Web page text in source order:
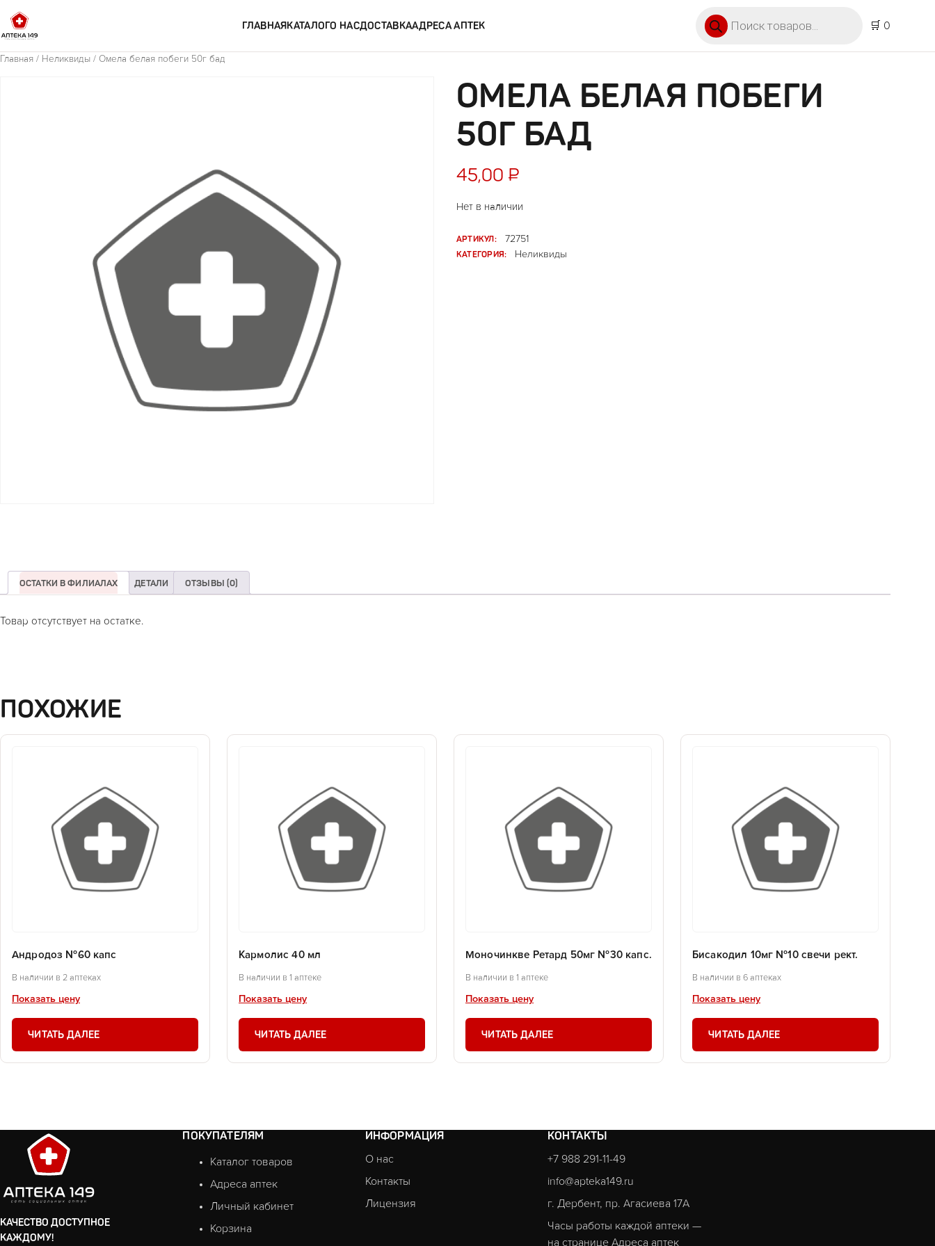
ГЛАВНАЯКАТАЛОГО НАСДОСТАВКААДРЕСА АПТЕК
🛒 0
Главная / Неликвиды / Омела белая побеги 50г бад
ОМЕЛА БЕЛАЯ ПОБЕГИ
50Г БАД
45,00 ₽
Нет в наличии
АРТИКУЛ:
72751
КАТЕГОРИЯ:
Неликвиды
ОСТАТКИ В ФИЛИАЛАХ ДЕТАЛИ ОТЗЫВЫ (0)
Товар отсутствует на остатке.
ПОХОЖИЕ
Андродоз №60 капс
В наличии в 2 аптеках
Показать цену
ЧИТАТЬ ДАЛЕЕ
Кармолис 40 мл
В наличии в 1 аптеке
Показать цену
ЧИТАТЬ ДАЛЕЕ
Моночинкве Ретард 50мг №30 капс.
В наличии в 1 аптеке
Показать цену
ЧИТАТЬ ДАЛЕЕ
Бисакодил 10мг №10 свечи рект.
В наличии в 6 аптеках
Показать цену
ЧИТАТЬ ДАЛЕЕ
КАЧЕСТВО ДОСТУПНОЕ
КАЖДОМУ!
ПОКУПАТЕЛЯМ
Каталог товаров
Адреса аптек
Личный кабинет
Корзина
ИНФОРМАЦИЯ
О нас
Контакты
Лицензия
КОНТАКТЫ
+7 988 291-11-49
info@apteka149.ru
г. Дербент, пр. Агасиева 17А
Часы работы каждой аптеки —
на страницеАдреса аптек